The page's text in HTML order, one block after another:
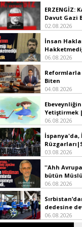
ERZENGİZ:
Davut Gazi
02.08.2026
İnsan
06.08.2026
Reformlarla
Biten
04.08.2026
Yetiştirmek
06.08.2026
İspanya'da,
03.08.2026
''Ahh
bütün
06.08.2026
dedesine
06.08.2026